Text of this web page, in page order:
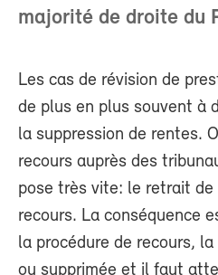
majorité de droite du
Les cas de révision de
de plus en plus souvent à
la suppression de rentes.
recours auprès des
pose très vite: le retrait de
recours. La conséquence
la procédure de recours,
ou supprimée et il faut